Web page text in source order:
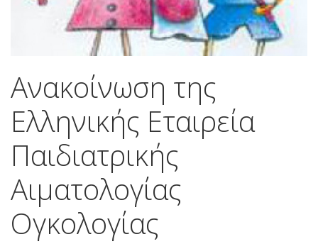
Ανακοίνωση της
Ελληνικής Εταιρεία
Παιδιατρικής
Αιματολογίας
Ογκολογίας